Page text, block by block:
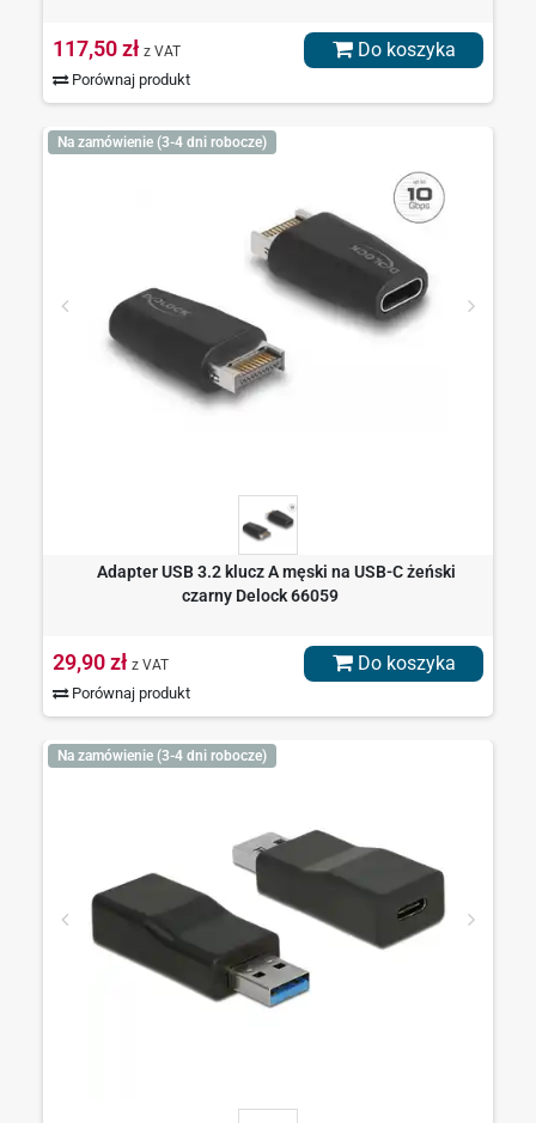
117,50 zł z VAT
Porównaj produkt
Do koszyka
Na zamówienie (3-4 dni robocze)
Adapter USB 3.2 klucz A męski na USB-C żeński
czarny Delock 66059
29,90 zł z VAT
Porównaj produkt
Do koszyka
Na zamówienie (3-4 dni robocze)